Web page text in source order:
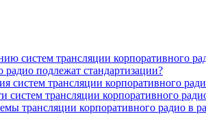
систем трансляции корпоративного
подлежат стандартизации?
систем трансляции корпоративного
трансляции корпоративного
трансляции корпоративного радио в